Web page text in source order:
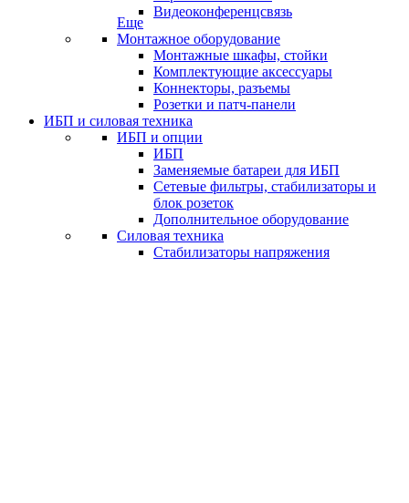
Видеоконференцсвязь
Еще
Монтажное оборудование
Монтажные шкафы, стойки
Комплектующие аксессуары
Коннекторы, разъемы
Розетки и патч-панели
ИБП и силовая техника
ИБП и опции
ИБП
Заменяемые батареи для ИБП
Сетевые фильтры, стабилизаторы и
блок розеток
Дополнительное оборудование
Силовая техника
Стабилизаторы напряжения